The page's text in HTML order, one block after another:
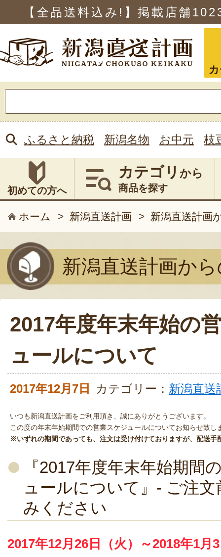
【全品送料込み!】掲載店舗
索:
ふるさと納税 新潟名物 お中元 枝
初めての方へ
カテゴリ から
商品を探す
ホーム > 新潟直送計画 > 新潟直送計画
新潟直送計画か
2017年度年末年始の
ュールについて
2017年12月7日 カテゴリー： 新潟直送
いつも新潟直送計画をご利用頂き、誠にありがとうございます。
この度の年末年始期間での営業スケジュールについてお知らせ致し
※いずれの期間であっても、注文は受け付けておりますが、配送手
『2017年度年末年始期間
ュールについて』- ご注
みください
2017年12月26日（火）～2018年1月